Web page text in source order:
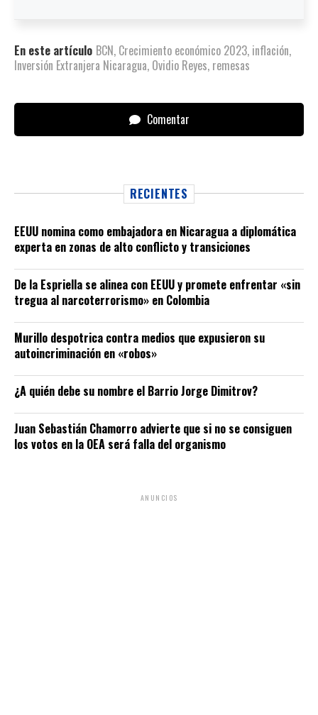
En este artículo BCN, Crecimiento económico 2023, inflación,
Inversión Extranjera Nicaragua, Ovidio Reyes, remesas
Comentar
RECIENTES
EEUU nomina como embajadora en Nicaragua a diplomática
experta en zonas de alto conflicto y transiciones
De la Espriella se alinea con EEUU y promete enfrentar «sin
tregua al narcoterrorismo» en Colombia
Murillo despotrica contra medios que expusieron su
autoincriminación en «robos»
¿A quién debe su nombre el Barrio Jorge Dimitrov?
Juan Sebastián Chamorro advierte que si no se consiguen
los votos en la OEA será falla del organismo
ANUNCIOS